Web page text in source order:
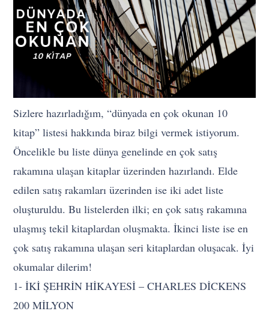
Sizlere hazırladığım, “dünyada en çok okunan 10
kitap” listesi hakkında biraz bilgi vermek istiyorum.
Öncelikle bu liste dünya genelinde en çok satış
rakamına ulaşan kitaplar üzerinden hazırlandı. Elde
edilen satış rakamları üzerinden ise iki adet liste
oluşturuldu. Bu listelerden ilki; en çok satış rakamına
ulaşmış tekil kitaplardan oluşmakta. İkinci liste ise en
çok satış rakamına ulaşan seri kitaplardan oluşacak. İyi
okumalar dilerim!
1- İKİ ŞEHRİN HİKAYESİ – CHARLES DİCKENS
200 MİLYON